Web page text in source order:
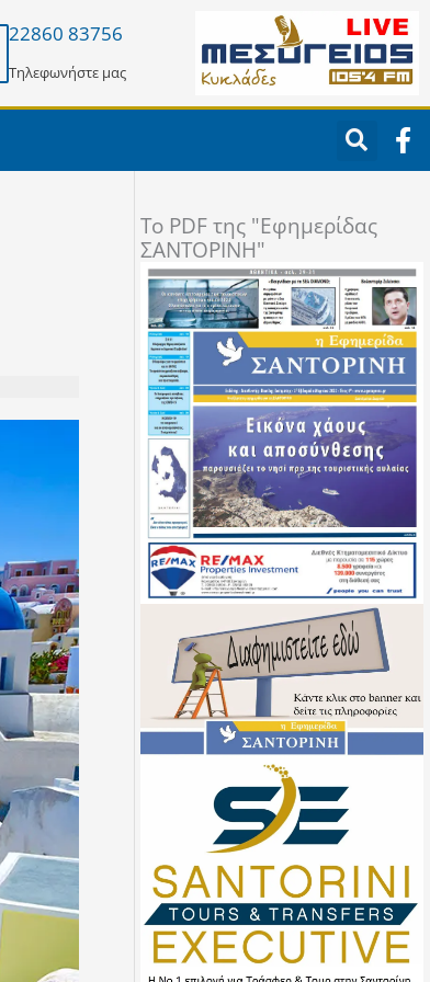
22860 83756
Τηλεφωνήστε μας
F
a
c
o
k
-
f
To PDF της "Εφημερίδας
ΣΑΝΤΟΡΙΝΗ"